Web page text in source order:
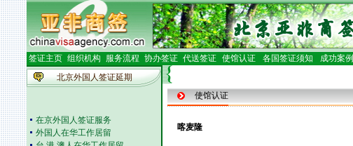
签证主页 组织机构 服务流程 协办签证 代送签证 使馆认证 各国签证须知 成功案例
北京外国人签证延期
在京外国人签证服务
外国人在华工作居留
台 港 澳人在华工作居留
使馆认证
喀麦隆